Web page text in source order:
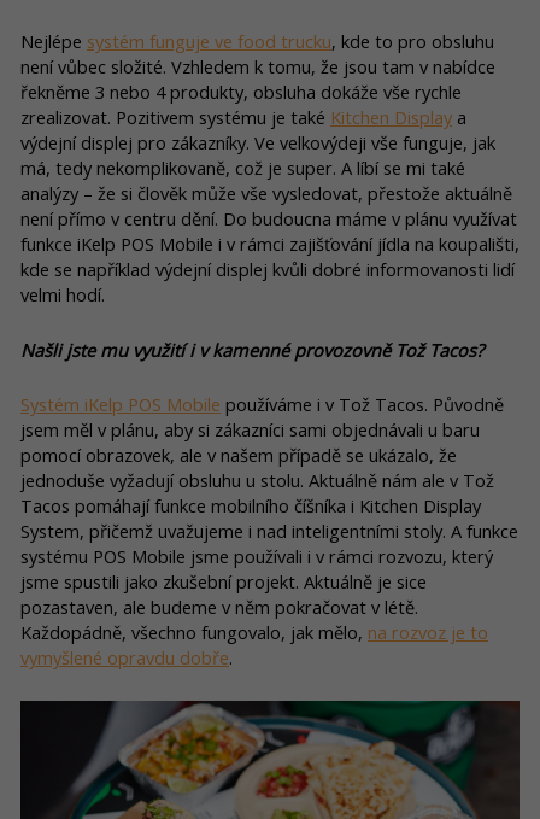
Nejlépe systém funguje ve food trucku, kde to pro obsluhu
není vůbec složité. Vzhledem k tomu, že jsou tam v nabídce
řekněme 3 nebo 4 produkty, obsluha dokáže vše rychle
zrealizovat. Pozitivem systému je také Kitchen Display a
výdejní displej pro zákazníky. Ve velkovýdeji vše funguje, jak
má, tedy nekomplikovaně, což je super. A líbí se mi také
analýzy – že si člověk může vše vysledovat, přestože aktuálně
není přímo v centru dění. Do budoucna máme v plánu využívat
funkce iKelp POS Mobile i v rámci zajišťování jídla na koupališti,
kde se například výdejní displej kvůli dobré informovanosti lidí
velmi hodí.
Našli jste mu využití i v kamenné provozovně Tož Tacos?
Systém iKelp POS Mobile používáme i v Tož Tacos. Původně
jsem měl v plánu, aby si zákazníci sami objednávali u baru
pomocí obrazovek, ale v našem případě se ukázalo, že
jednoduše vyžadují obsluhu u stolu. Aktuálně nám ale v Tož
Tacos pomáhají funkce mobilního číšníka i Kitchen Display
System, přičemž uvažujeme i nad inteligentními stoly. A funkce
systému POS Mobile jsme používali i v rámci rozvozu, který
jsme spustili jako zkušební projekt. Aktuálně je sice
pozastaven, ale budeme v něm pokračovat v létě.
Každopádně, všechno fungovalo, jak mělo, na rozvoz je to
vymyšlené opravdu dobře.